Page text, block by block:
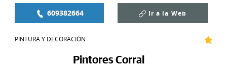
609382664 Ir a la Web
PINTURA Y DECORACIÓN
Pintores Corral